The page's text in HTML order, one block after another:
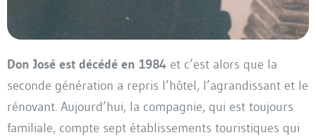
Don José est décédé en 1984 et c’est alors que la
seconde génération a repris l’hôtel, l’agrandissant et le
rénovant. Aujourd’hui, la compagnie, qui est toujours
familiale, compte sept établissements touristiques qui